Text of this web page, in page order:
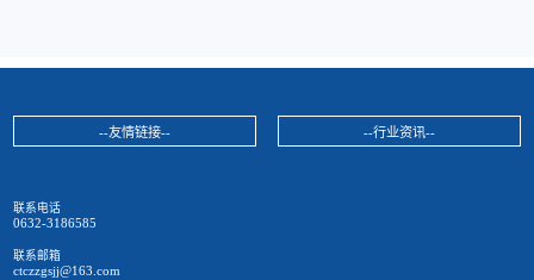
--友情链接-- --行业资讯--
联系电话
0632-3186585
联系邮箱
ctczzgsjj@163.com